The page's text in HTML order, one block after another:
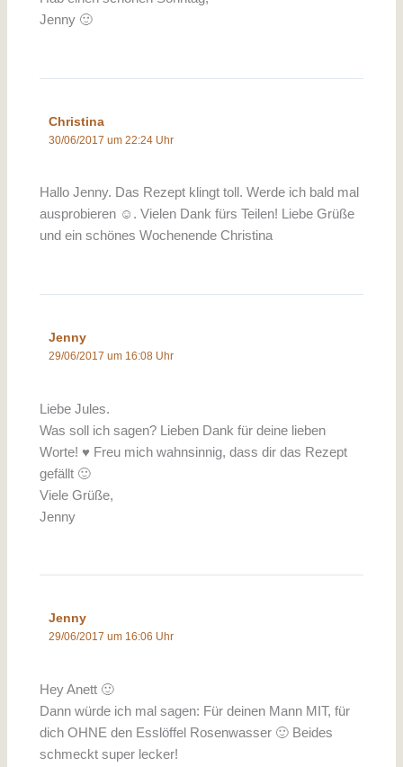
Jenny 🙂
Christina
30/06/2017 um 22:24 Uhr
Hallo Jenny. Das Rezept klingt toll. Werde ich bald mal
ausprobieren ☺️. Vielen Dank fürs Teilen! Liebe Grüße
und ein schönes Wochenende Christina
Jenny
29/06/2017 um 16:08 Uhr
Liebe Jules.
Was soll ich sagen? Lieben Dank für deine lieben
Worte! ♥ Freu mich wahnsinnig, dass dir das Rezept
gefällt 🙂
Viele Grüße,
Jenny
Jenny
29/06/2017 um 16:06 Uhr
Hey Anett 🙂
Dann würde ich mal sagen: Für deinen Mann MIT, für
dich OHNE den Esslöffel Rosenwasser 🙂 Beides
schmeckt super lecker!